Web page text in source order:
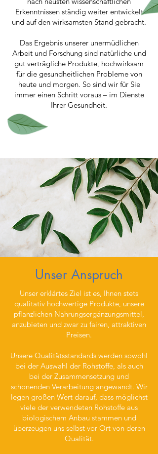
Erkenntnissen ständig weiter entwickelt
und auf den wirksamsten Stand gebracht.
Das Ergebnis unserer unermüdlichen
Arbeit und Forschung sind natürliche und
gut verträgliche Produkte, hochwirksam
für die gesundheitlichen Probleme von
heute und morgen. So sind wir für Sie
immer einen Schritt voraus – im Dienste
Ihrer Gesundheit.
Unser Anspruch
Unser erklärtes Ziel ist es, Ihnen stets
qualitativ hochwertige Produkte, unsere
pflanzlichen Nahrungsergänzungsmittel,
anzubieten und zwar zu fairen, attraktiven
Preisen.
Unsere Qualitätsstandards werden sowohl
bei der Auswahl der Rohstoffe, als auch
bei der Zusammensetzung und
schonenden Verarbeitung angewandt. Wir
legen großen Wert darauf, dass möglichst
viele der verwendeten Rohstoffe aus
biologischem Anbau stammen und
überzeugen uns selbst vor Ort von deren
Qualität.